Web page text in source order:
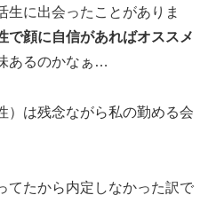
生に出会ったことがありま
で顔に自信があればオススメ
あるのかなぁ…
）は残念ながら私の勤める会
てたから内定しなかった訳で